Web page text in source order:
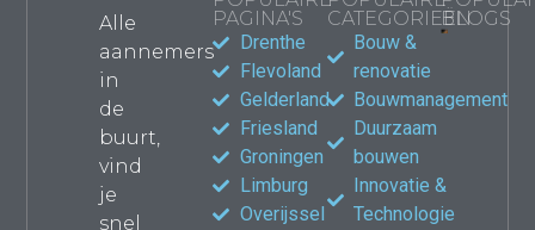
Alle
aannemers
in
de
buurt,
vind
je
snel
PAGINA'S
Drenthe
Flevoland
Gelderland
Friesland
Groningen
Limburg
Overijssel
CATEGORIEËN
Bouw &
renovatie
Bouwmanagement
Duurzaam
bouwen
Innovatie &
Technologie
BLOGS
jouw